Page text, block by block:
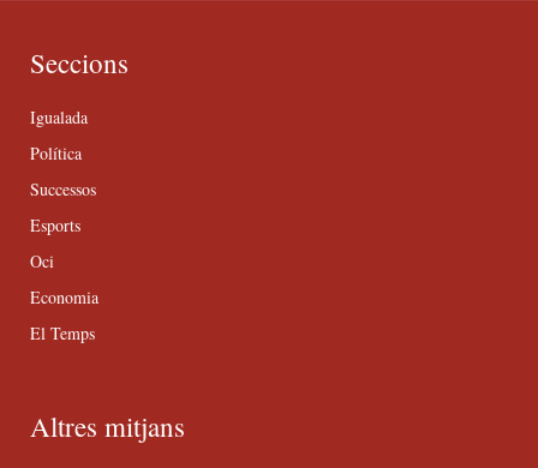
Seccions
Igualada
Política
Successos
Esports
Oci
Economia
El Temps
Altres mitjans